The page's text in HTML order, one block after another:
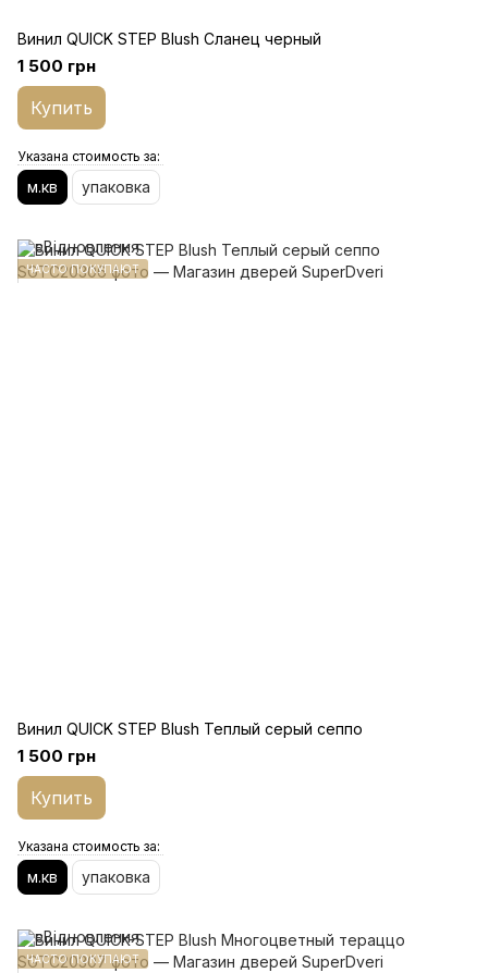
Винил QUICK STEP Blush Сланец черный
1 500 грн
Купить
Указана стоимость за:
м.кв упаковка
ЧАСТО ПОКУПАЮТ
Винил QUICK STEP Blush Теплый серый сеппо
1 500 грн
Купить
Указана стоимость за:
м.кв упаковка
ЧАСТО ПОКУПАЮТ